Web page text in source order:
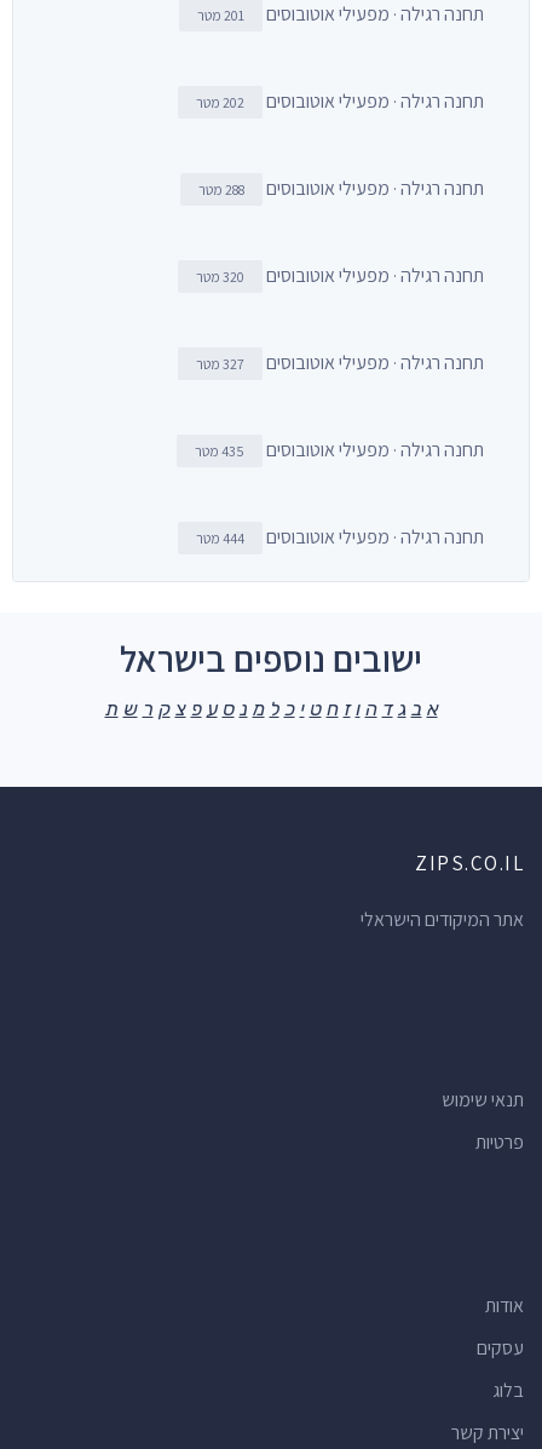
תחנה רגילה · מפעילי אוטובוסים 201 מטר
תחנה רגילה · מפעילי אוטובוסים 202 מטר
תחנה רגילה · מפעילי אוטובוסים 288 מטר
תחנה רגילה · מפעילי אוטובוסים 320 מטר
תחנה רגילה · מפעילי אוטובוסים 327 מטר
תחנה רגילה · מפעילי אוטובוסים 435 מטר
תחנה רגילה · מפעילי אוטובוסים 444 מטר
ישובים נוספים בישראל
א ב ג ד ה ו ז ח ט י כ ל מ נ ס ע פ צ ק ר ש ת
ZIPS.CO.IL
אתר המיקודים הישראלי
תנאי שימוש
פרטיות
אודות
עסקים
בלוג
יצירת קשר